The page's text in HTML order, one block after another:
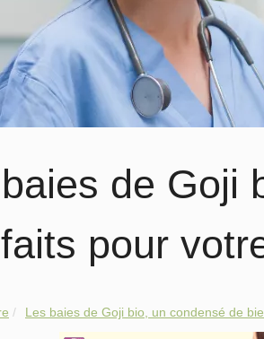
de Goji
pour
Les baies de Goji bio, un condensé de